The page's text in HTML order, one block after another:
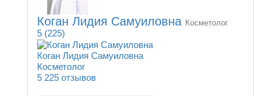
Коган Лидия Самуиловна Косметолог
5 (225)
Коган Лидия Самуиловна
Косметолог
5 225 отзывов